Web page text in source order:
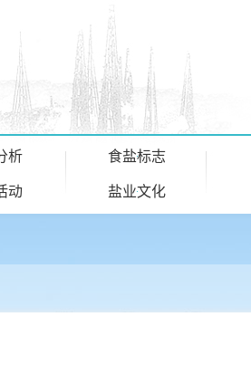
析 食盐标志
动 盐业文化